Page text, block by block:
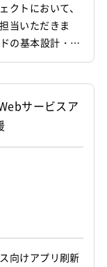
クトにおいて、
当いただきま
の基本設計・実
いた新規画面の
めています。
計書の作成、詳
サービスア
向けアプリ刷新